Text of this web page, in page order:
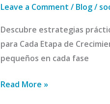
Leave a Comment / Blog/
Descubre estrategias
para Cada Etapa de
pequeños en cada fase
Read More »